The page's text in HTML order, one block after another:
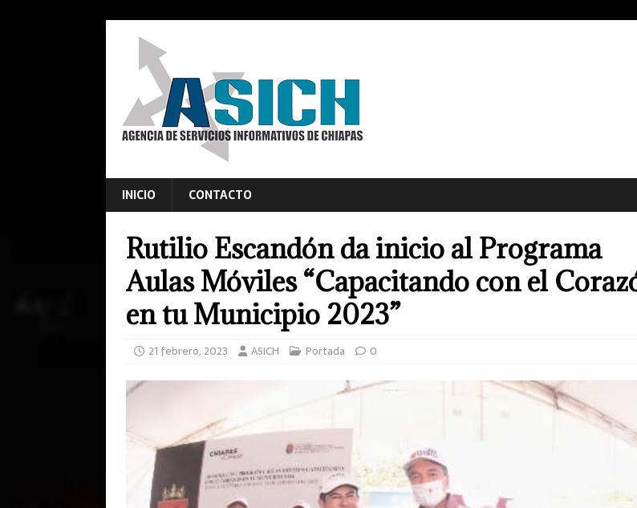
INICIO CONTACTO
Rutilio Escandón da inicio al Programa
Aulas Móviles “Capacitando con el
en tu Municipio 2023”
21 febrero, 2023 ASICH Portada 0